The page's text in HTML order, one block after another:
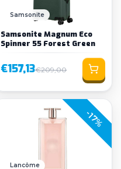
Samsonite
Samsonite Magnum Eco
Spinner 55 Forest Green
€157,13€209,00
-17%
Lancôme